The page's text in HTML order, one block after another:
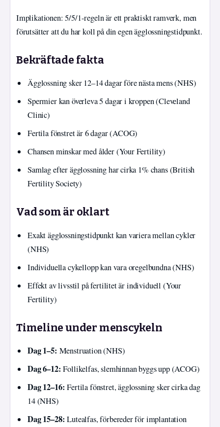
Implikationen: 5/5/1-regeln är ett praktiskt ramverk, men
förutsätter att du har koll på din egen ägglossningstidpunkt.
Bekräftade fakta
Ägglossning sker 12–14 dagar före nästa mens (NHS)
Spermier kan överleva 5 dagar i kroppen (Cleveland
Clinic)
Fertila fönstret är 6 dagar (ACOG)
Chansen minskar med ålder (Your Fertility)
Samlag efter ägglossning har cirka 1% chans (British
Fertility Society)
Vad som är oklart
Exakt ägglossningstidpunkt kan variera mellan cykler
(NHS)
Individuella cykellopp kan vara oregelbundna (NHS)
Effekt av livsstil på fertilitet är individuell (Your
Fertility)
Timeline under menscykeln
Dag 1–5: Menstruation (NHS)
Dag 6–12: Follikelfas, slemhinnan byggs upp (ACOG)
Dag 12–16: Fertila fönstret, ägglossning sker cirka dag
14 (NHS)
Dag 15–28: Lutealfas, förbereder för implantation